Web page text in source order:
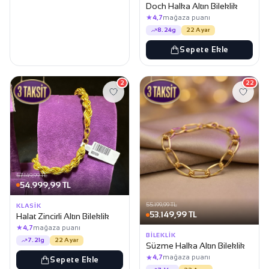
Doch Halka Altın Bileklik
★4,7mağaza puanı
8.24g 22 Ayar
Sepete Ekle
57.149,99 TL
54.999,99 TL
2
KLASIK
Halat Zincirli Altın Bileklik
★4,7mağaza puanı
7.21g 22 Ayar
Sepete Ekle
55.199,99 TL
53.149,99 TL
22
BILEKLIK
Süzme Halka Altın Bileklik
★4,7mağaza puanı